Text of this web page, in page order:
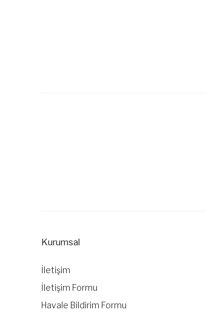
Ürün bilgilerinde hatalar bulunuyor.
Bu ürüne benzer farklı alternatifler olmalı.
Kurumsal
İletişim
İletişim Formu
Havale Bildirim Formu